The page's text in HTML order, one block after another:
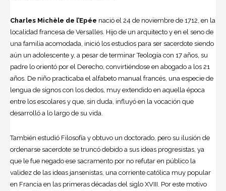
Charles Michèle de l’Epée nació el 24 de noviembre de 1712, en la
localidad francesa de Versalles. Hijo de un arquitecto y en el seno de
una familia acomodada, inició los estudios para ser sacerdote siendo
aún un adolescente y, a pesar de terminar Teología con 17 años, su
padre lo orientó por el Derecho, convirtiéndose en abogado a los 21
años. De niño practicaba el alfabeto manual francés, una especie de
lengua de signos con los dedos, muy extendido en aquella época
entre los escolares y que, sin duda, influyó en la vocación que
desarrolló a lo largo de su vida.
También estudió Filosofía y obtuvo un doctorado, pero su ilusión de
ordenarse sacerdote se truncó debido a sus ideas progresistas, ya
que le fue negado ese sacramento por no refutar en público la
validez de las ideas jansenistas, una corriente católica muy popular
en Francia en las primeras décadas del siglo XVIII. Por este motivo